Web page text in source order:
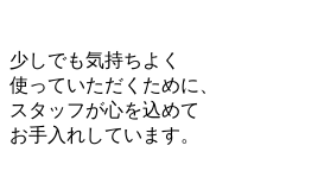
少しでも気持ちよく
使っていただくために、
スタッフが心を込めて
お手入れしています。